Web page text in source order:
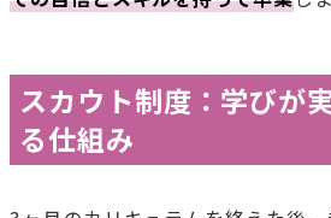
スカウト制度：学びが
る仕組み